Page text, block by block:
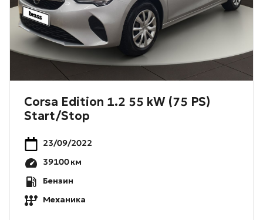
Corsa Edition 1.2 55 kW (75 PS)
Start/Stop
23/09/2022
39100км
Бензин
Механика